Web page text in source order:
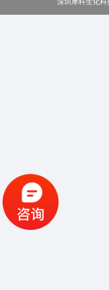
深圳摩科生化科